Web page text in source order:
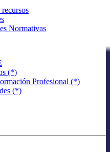
Normativas
(*)
Profesional (*)
(*)